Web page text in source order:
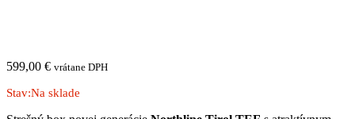
599,00 € vrátane DPH
Stav:Na sklade